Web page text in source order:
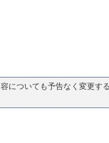
についても予告なく変更す